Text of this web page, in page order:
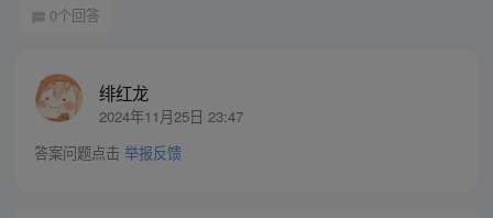
0个回答
绯红龙
2024年11月25日 23:47
答案问题点击 举报反馈